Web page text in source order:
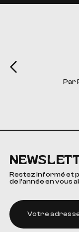
Par
Restez informé et
de l’année en vous